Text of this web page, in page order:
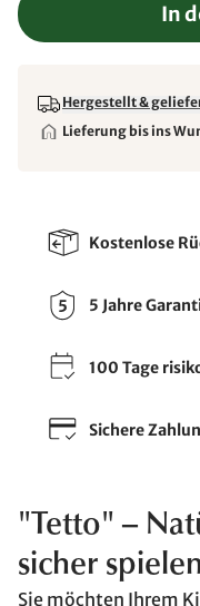
In
Hergestellt &
Lieferung bis ins
Kostenlose
5 Jahre
100 Tage
Sichere
"Tetto" –
sicher
Sie möchten Ihrem